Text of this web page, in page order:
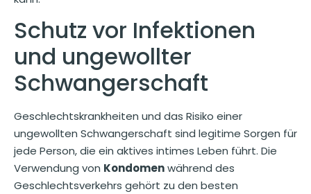
Schutz vor Infektionen
und ungewollter
Schwangerschaft
Geschlechtskrankheiten und das Risiko einer
ungewollten Schwangerschaft sind legitime Sorgen für
jede Person, die ein aktives intimes Leben führt. Die
Verwendung von Kondomenwährend des
Geschlechtsverkehrs gehört zu den besten